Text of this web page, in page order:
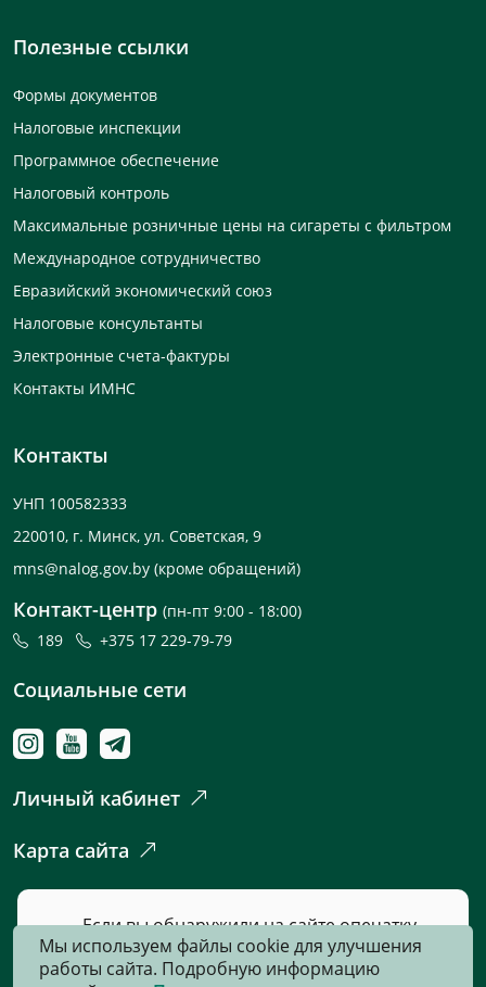
Полезные ссылки
Формы документов
Налоговые инспекции
Программное обеспечение
Налоговый контроль
Максимальные розничные цены на сигареты с фильтром
Международное сотрудничество
Евразийский экономический союз
Налоговые консультанты
Электронные счета-фактуры
Контакты ИМНС
Контакты
УНП 100582333
220010, г. Минск, ул. Советская, 9
mns@nalog.gov.by (кроме обращений)
Контакт-центр (пн-пт 9:00 - 18:00)
189
+375 17 229-79-79
Социальные сети
Личный кабинет
Карта сайта
Если вы обнаружили на сайте опечатку
или неточность, пожалуйста, нажмите
сюдаи сообщите нам об этом.
Мы используем файлы cookie для улучшения
работы сайта. Подробную информацию